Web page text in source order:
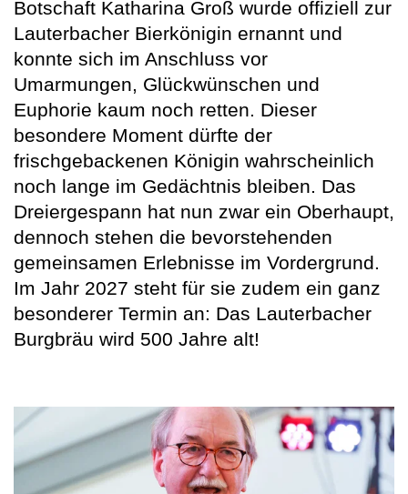
Botschaft Katharina Groß wurde offiziell zur
Lauterbacher Bierkönigin ernannt und
konnte sich im Anschluss vor
Umarmungen, Glückwünschen und
Euphorie kaum noch retten. Dieser
besondere Moment dürfte der
frischgebackenen Königin wahrscheinlich
noch lange im Gedächtnis bleiben. Das
Dreiergespann hat nun zwar ein Oberhaupt,
dennoch stehen die bevorstehenden
gemeinsamen Erlebnisse im Vordergrund.
Im Jahr 2027 steht für sie zudem ein ganz
besonderer Termin an: Das Lauterbacher
Burgbräu wird 500 Jahre alt!